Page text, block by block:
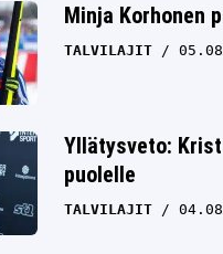
Minja Korhonen
TALVILAJIT
Yllätysveto:
puolelle
TALVILAJIT